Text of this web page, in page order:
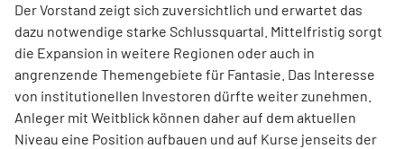
Der Vorstand zeigt sich zuversichtlich und erwartet das
dazu notwendige starke Schlussquartal. Mittelfristig sorgt
die Expansion in weitere Regionen oder auch in
angrenzende Themengebiete für Fantasie. Das Interesse
von institutionellen Investoren dürfte weiter zunehmen.
Anleger mit Weitblick können daher auf dem aktuellen
Niveau eine Position aufbauen und auf Kurse jenseits der